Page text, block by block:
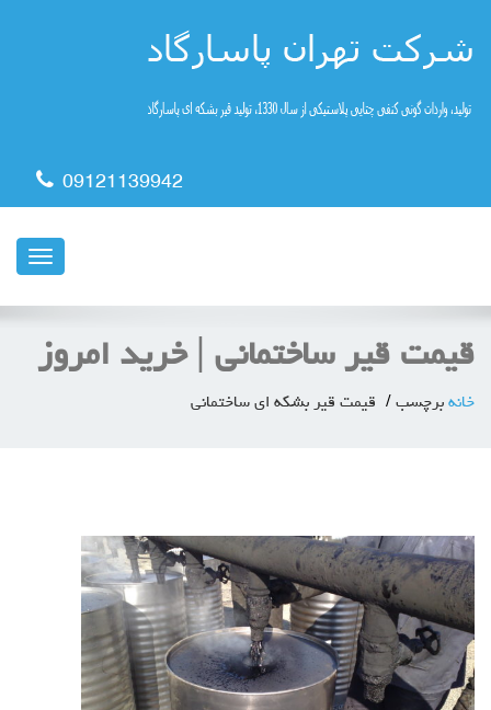
09121139942
ناوبری
قیمت قیر ساختمانی | خرید امروز
خانه برچسب قیمت قیر بشکه ای ساختمانی